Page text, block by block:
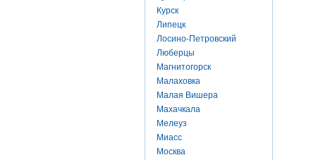
Курск
Липецк
Лосино-Петровский
Люберцы
Магнитогорск
Малаховка
Малая Вишера
Махачкала
Мелеуз
Миасс
Москва